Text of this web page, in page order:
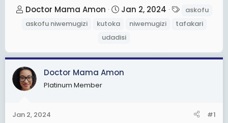
T
h
a
d
s
t
r
Doctor Mama Amon
S
a
t
d
Jan 2, 2024
a
askofu
askofu niwemugizi
kutoka niwemugizi
tafakari
udadisi
Doctor Mama Amon
Platinum Member
Jan 2, 2024 #1